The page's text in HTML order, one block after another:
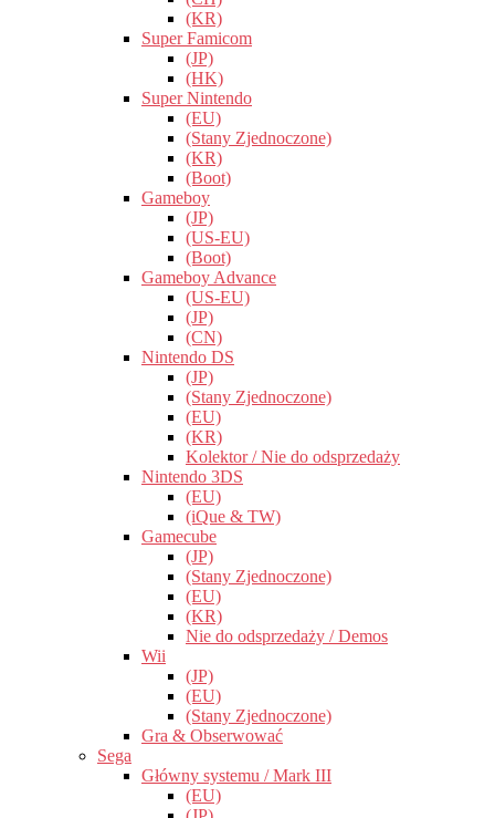
(KR)
Super Famicom
(JP)
(HK)
Super Nintendo
(EU)
(Stany Zjednoczone)
(KR)
(Boot)
Gameboy
(JP)
(US-EU)
(Boot)
Gameboy Advance
(US-EU)
(JP)
(CN)
Nintendo DS
(JP)
(Stany Zjednoczone)
(EU)
(KR)
Kolektor / Nie do odsprzedaży
Nintendo 3DS
(EU)
(iQue & TW)
Gamecube
(JP)
(Stany Zjednoczone)
(EU)
(KR)
Nie do odsprzedaży / Demos
Wii
(JP)
(EU)
(Stany Zjednoczone)
Gra & Obserwować
Sega
Główny systemu / Mark III
(EU)